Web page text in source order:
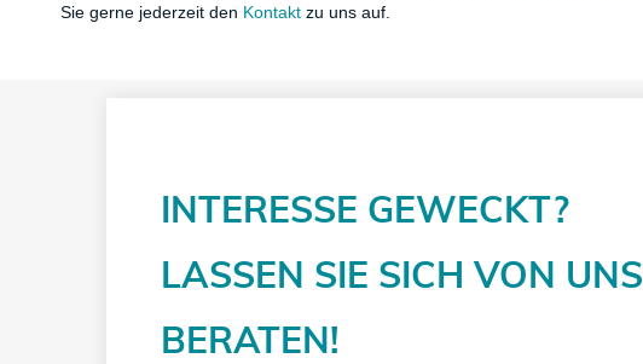
Sie gerne jederzeit den Kontakt zu uns auf.
INTERESSE GEWECKT?
​LASSEN SIE SICH VON UNS
BERATEN!